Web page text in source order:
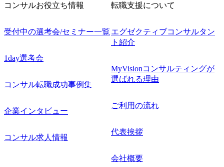
コンサルお役立ち情報
受付中の選考会/セミナー一覧
1day選考会
コンサル転職成功事例集
企業インタビュー
コンサル求人情報
転職支援について
エグゼクティブコンサルタン
ト紹介
MyVisionコンサルティングが
選ばれる理由
ご利用の流れ
代表挨拶
会社概要